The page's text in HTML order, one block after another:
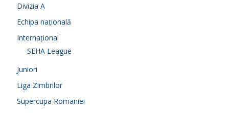
Divizia A
Echipa națională
Internațional
SEHA League
Juniori
Liga Zimbrilor
Supercupa Romaniei